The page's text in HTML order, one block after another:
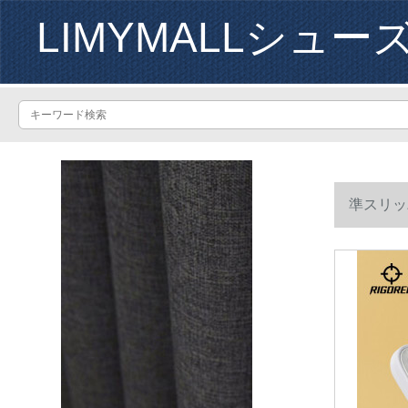
LIMYMALLシュー
準スリ
レスプレ